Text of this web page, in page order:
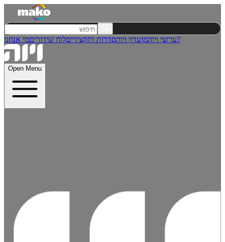
ערוצי ויוהמועדון ויוהסדרות ותקציריםלוח שידורים מי אנחנו?
Open Menu